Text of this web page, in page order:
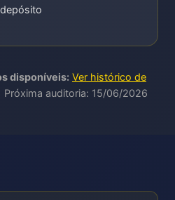
depósito
disponíveis: Ver histórico de
| Próxima auditoria: 15/06/2026